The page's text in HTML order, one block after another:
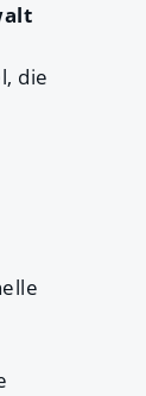
die